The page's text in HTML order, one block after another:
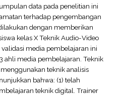
data pada penelitian ini
terhadap pengembangan
dengan memberikan
kelas X Teknik Audio-Video
media pembelajaran ini
ahli media pembelajaran. Teknik
teknik analisis
bahwa: (1) telah
teknik digital. Trainer